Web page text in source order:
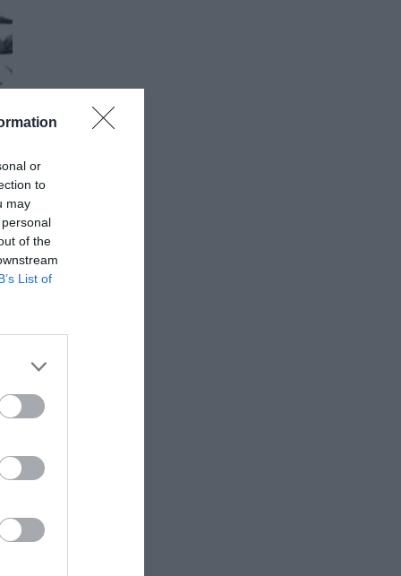
or
to
may
of the
List of